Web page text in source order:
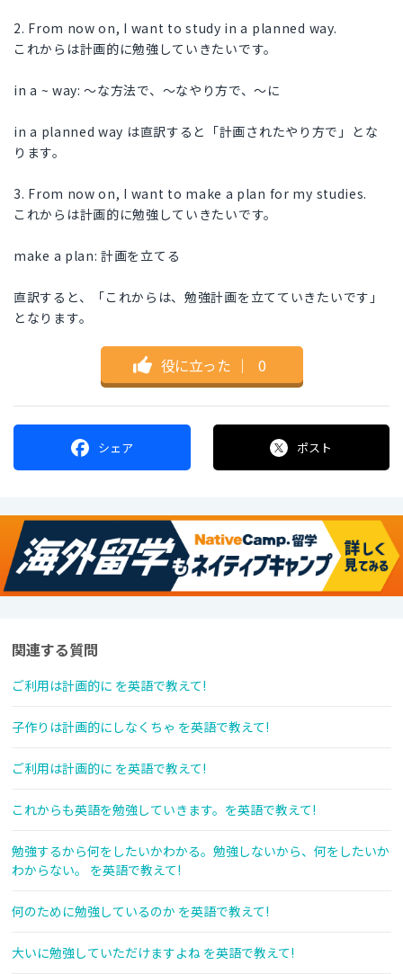
2. From now on, I want to study in a planned way.
これからは計画的に勉強していきたいです。
in a ~ way: 〜な方法で、〜なやり方で、〜に
in a planned way は直訳すると「計画されたやり方で」とな
ります。
3. From now on, I want to make a plan for my studies.
これからは計画的に勉強していきたいです。
make a plan: 計画を立てる
直訳すると、「これからは、勉強計画を立てていきたいです」
となります。
役に立った ｜ 0
シェア ポスト
関連する質問
ご利用は計画的に を英語で教えて!
子作りは計画的にしなくちゃ を英語で教えて!
ご利用は計画的に を英語で教えて!
これからも英語を勉強していきます。を英語で教えて!
勉強するから何をしたいかわかる。勉強しないから、何をしたいか
わからない。 を英語で教えて!
何のために勉強しているのか を英語で教えて!
大いに勉強していただけますよね を英語で教えて!